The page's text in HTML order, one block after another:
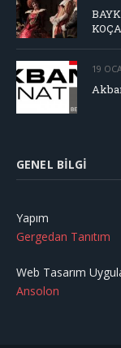
19
GENEL BILGI
Yapım
Gergedan Tanıtım
Web Tasarım
Ansolon